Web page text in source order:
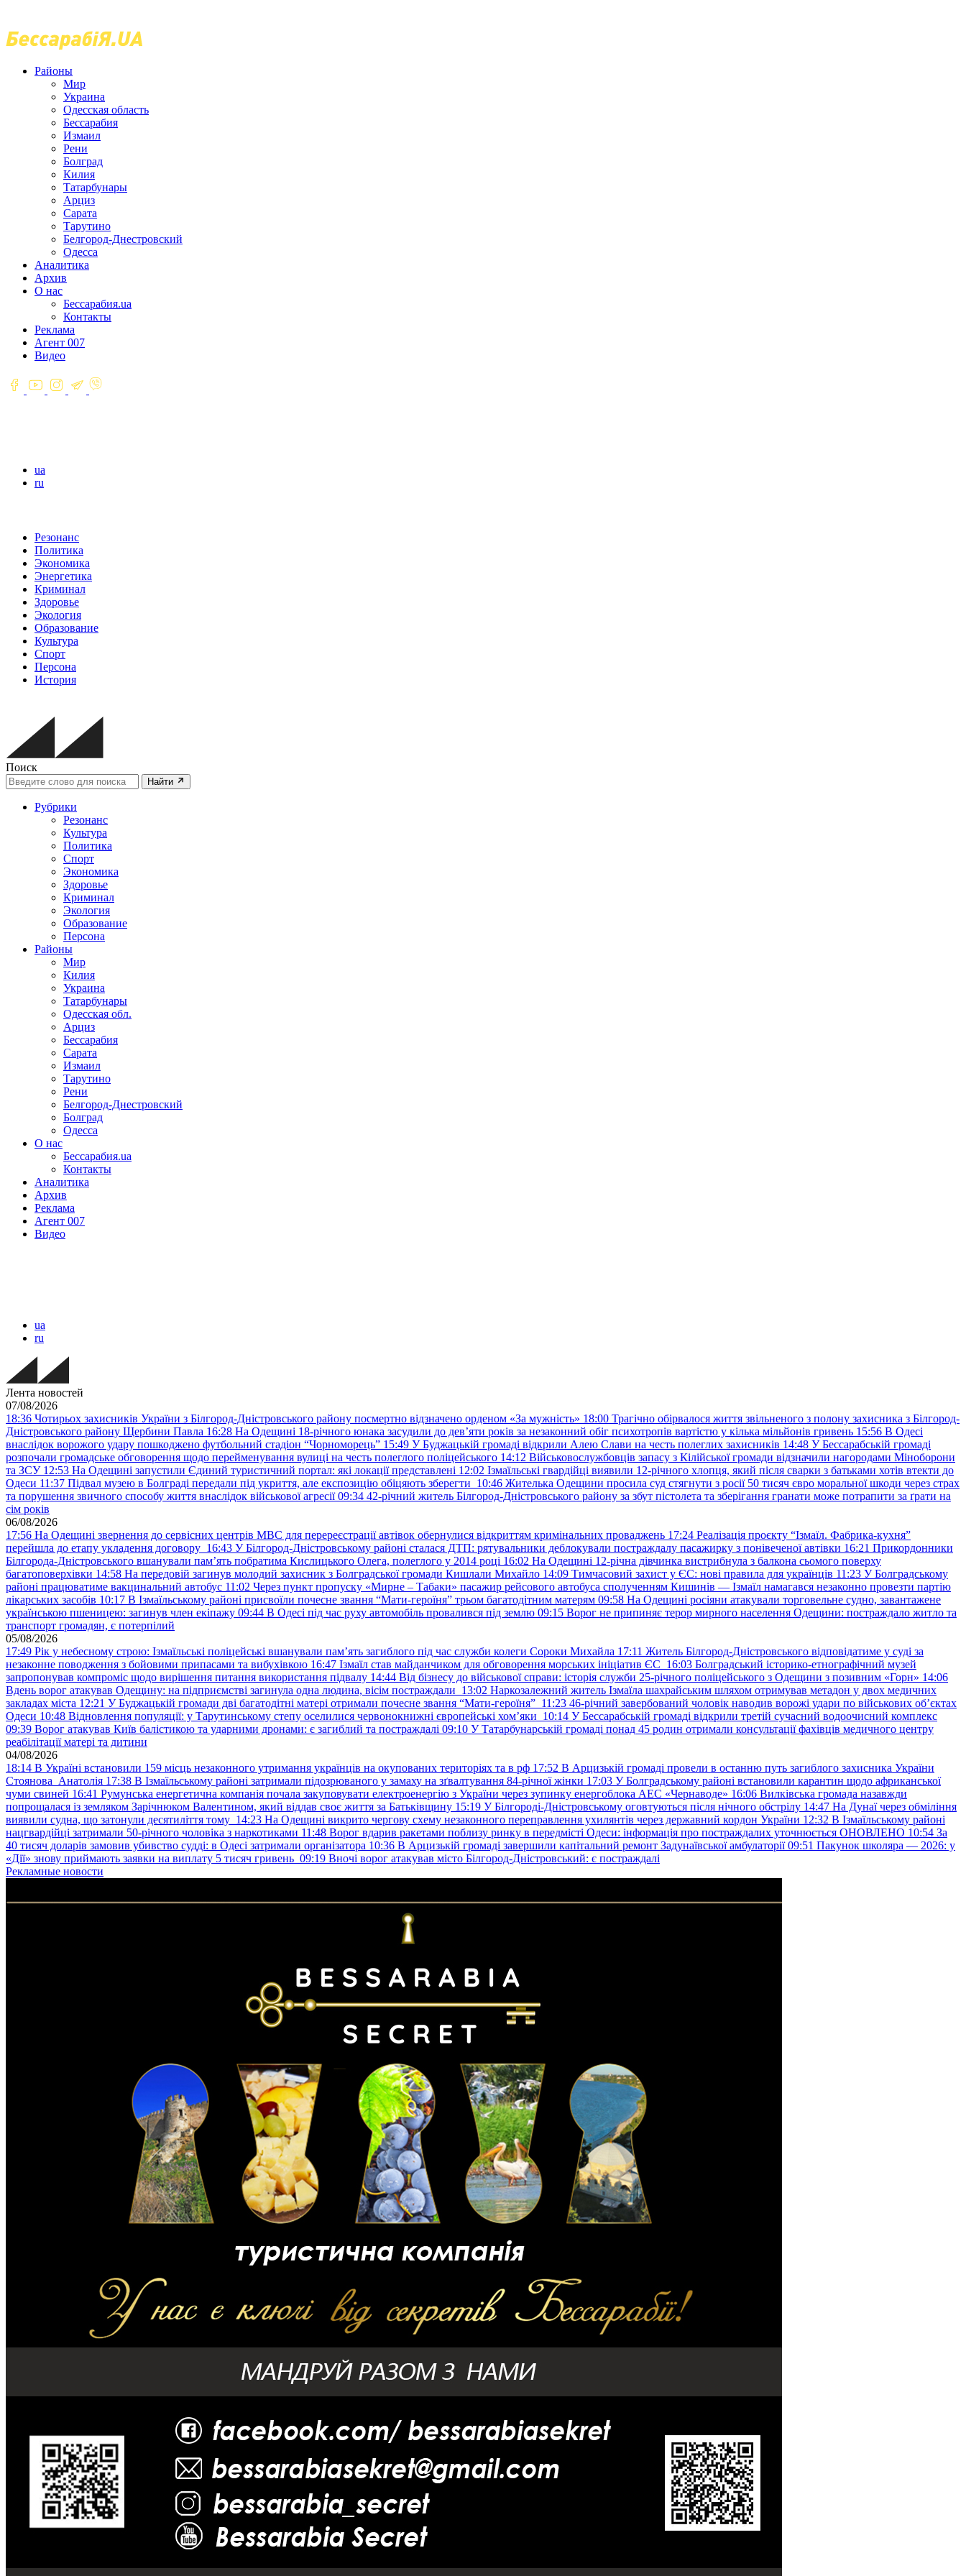
Районы
Мир
Украина
Одесская область
Бессарабия
Измаил
Рени
Болград
Килия
Татарбунары
Арциз
Сарата
Тарутино
Белгород-Днестровский
Одесса
Аналитика
Архив
О нас
Бессарабия.ua
Контакты
Реклама
Агент 007
Видео
ua
ru
Резонанс
Политика
Экономика
Энергетика
Криминал
Здоровье
Экология
Образование
Культура
Спорт
Персона
История
Поиск
Найти
Рубрики
Резонанс
Культура
Политика
Спорт
Экономика
Здоровье
Криминал
Экология
Образование
Персона
Районы
Мир
Килия
Украина
Татарбунары
Одесская обл.
Арциз
Бессарабия
Сарата
Измаил
Тарутино
Рени
Белгород-Днестровский
Болград
Одесса
О нас
Бессарабия.ua
Контакты
Аналитика
Архив
Реклама
Агент 007
Видео
ua
ru
Лента новостей
07/08/2026
18:36 Чотирьох захисників України з Білгород-Дністровського району посмертно відзначено орденом «За мужність» 18:00 Трагічно обірвалося життя звільненого з полону захисника з Білгород-
Дністровського району Щербини Павла 16:28 На Одещині 18-річного юнака засудили до дев’яти років за незаконний обіг психотропів вартістю у кілька мільйонів гривень 15:56 В Одесі
внаслідок ворожого удару пошкоджено футбольний стадіон “Чорноморець” 15:49 У Буджацькій громаді відкрили Алею Слави на честь полеглих захисників 14:48 У Бессарабській громаді
розпочали громадське обговорення щодо перейменування вулиці на честь полеглого поліцейського 14:12 Військовослужбовців запасу з Кілійської громади відзначили нагородами Міноборони
та ЗСУ 12:53 На Одещині запустили Єдиний туристичний портал: які локації представлені 12:02 Ізмаїльські гвардійці виявили 12-річного хлопця, який після сварки з батьками хотів втекти до
Одеси 11:37 Підвал музею в Болграді передали під укриття, але експозицію обіцяють зберегти 10:46 Жителька Одещини просила суд стягнути з росії 50 тисяч євро моральної шкоди через страх
та порушення звичного способу життя внаслідок військової агресії 09:34 42-річний житель Білгород-Дністровського району за збут пістолета та зберігання гранати може потрапити за ґрати на
сім років
06/08/2026
17:56 На Одещині звернення до сервісних центрів МВС для перереєстрації автівок обернулися відкриттям кримінальних проваджень 17:24 Реалізація проєкту “Ізмаїл. Фабрика-кухня”
перейшла до етапу укладення договору 16:43 У Білгород-Дністровському районі сталася ДТП: рятувальники деблокували постраждалу пасажирку з понівеченої автівки 16:21 Прикордонники
Білгорода-Дністровського вшанували пам’ять побратима Кислицького Олега, полеглого у 2014 році 16:02 На Одещині 12-річна дівчинка вистрибнула з балкона сьомого поверху
багатоповерхівки 14:58 На передовій загинув молодий захисник з Болградської громади Кишлали Михайло 14:09 Тимчасовий захист у ЄС: нові правила для українців 11:23 У Болградському
районі працюватиме вакцинальний автобус 11:02 Через пункт пропуску «Мирне – Табаки» пасажир рейсового автобуса сполученням Кишинів — Ізмаїл намагався незаконно провезти партію
лікарських засобів 10:17 В Ізмаїльському районі присвоїли почесне звання “Мати-героїня” трьом багатодітним матерям 09:58 На Одещині росіяни атакували торговельне судно, завантажене
українською пшеницею: загинув член екіпажу 09:44 В Одесі під час руху автомобіль провалився під землю 09:15 Ворог не припиняє терор мирного населення Одещини: постраждало житло та
транспорт громадян, є потерпілий
05/08/2026
17:49 Рік у небесному строю: Ізмаїльські поліцейські вшанували пам’ять загиблого під час служби колеги Сороки Михайла 17:11 Житель Білгород-Дністровського відповідатиме у суді за
незаконне поводження з бойовими припасами та вибухівкою 16:47 Ізмаїл став майданчиком для обговорення морських ініціатив ЄС 16:03 Болградський історико-етнографічний музей
запропонував компроміс щодо вирішення питання використання підвалу 14:44 Від бізнесу до військової справи: історія служби 25-річного поліцейського з Одещини з позивним «Горн» 14:06
Вдень ворог атакував Одещину: на підприємстві загинула одна людина, вісім постраждали 13:02 Наркозалежний житель Ізмаїла шахрайським шляхом отримував метадон у двох медичних
закладах міста 12:21 У Буджацькій громади дві багатодітні матері отримали почесне звання “Мати-героїня” 11:23 46-річний завербований чоловік наводив ворожі удари по військових обʼєктах
Одеси 10:48 Відновлення популяції: у Тарутинському степу оселилися червонокнижні європейські хом’яки 10:14 У Бессарабській громаді відкрили третій сучасний водоочисний комплекс
09:39 Ворог атакував Київ балістикою та ударними дронами: є загиблий та постраждалі 09:10 У Татарбунарській громаді понад 45 родин отримали консультації фахівців медичного центру
реабілітації матері та дитини
04/08/2026
18:14 В Україні встановили 159 місць незаконного утримання українців на окупованих територіях та в рф 17:52 В Арцизькій громаді провели в останню путь загиблого захисника України
Стоянова Анатолія 17:38 В Ізмаїльському районі затримали підозрюваного у замаху на зґвалтування 84-річної жінки 17:03 У Болградському районі встановили карантин щодо африканської
чуми свиней 16:41 Румунська енергетична компанія почала закуповувати електроенергію з України через зупинку енергоблока АЕС «Чернаводе» 16:06 Вилківська громада назавжди
попрощалася із земляком Зарічнюком Валентином, який віддав своє життя за Батьківщину 15:19 У Білгороді-Дністровському оговтуються після нічного обстрілу 14:47 На Дунаї через обміління
виявили судна, що затонули десятиліття тому 14:23 На Одещині викрито чергову схему незаконного переправлення ухилянтів через державний кордон України 12:32 В Ізмаїльському районі
нацгвардійці затримали 50-річного чоловіка з наркотиками 11:48 Ворог вдарив ракетами поблизу ринку в передмісті Одеси: інформація про постраждалих уточнюється ОНОВЛЕНО 10:54 За
40 тисяч доларів замовив убивство судді: в Одесі затримали організатора 10:36 В Арцизькій громаді завершили капітальний ремонт Задунаївської амбулаторії 09:51 Пакунок школяра — 2026: у
«Дії» знову приймають заявки на виплату 5 тисяч гривень 09:19 Вночі ворог атакував місто Білгород-Дністровський: є постраждалі
Рекламные новости